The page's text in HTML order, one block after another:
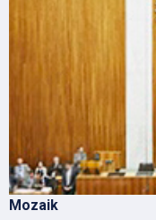
Mozaik